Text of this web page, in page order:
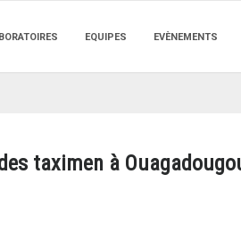
EQUIPES EVÈNEMENTS
taximen à